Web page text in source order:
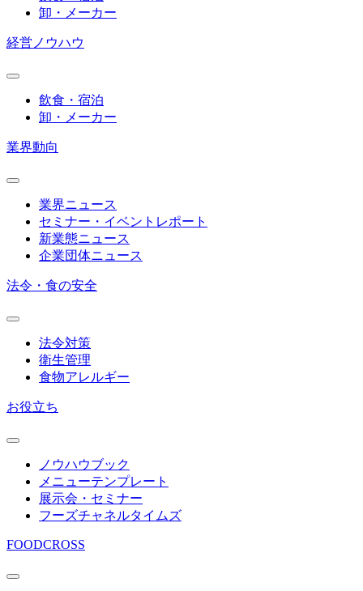
卸・メーカー
経営ノウハウ
飲食・宿泊
卸・メーカー
業界動向
業界ニュース
セミナー・イベントレポート
新業態ニュース
企業団体ニュース
法令・食の安全
法令対策
衛生管理
食物アレルギー
お役立ち
ノウハウブック
メニューテンプレート
展示会・セミナー
フーズチャネルタイムズ
FOODCROSS